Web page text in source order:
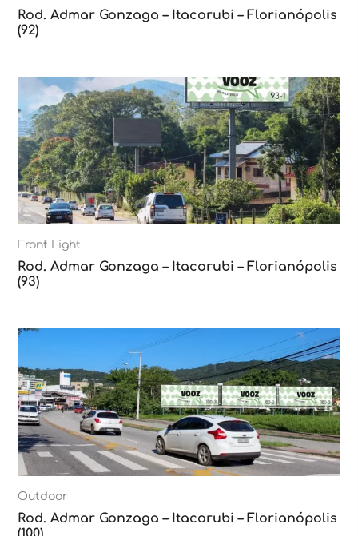
Rod. Admar Gonzaga – Itacorubi – Florianópolis
(92)
Front Light
Rod. Admar Gonzaga – Itacorubi – Florianópolis
(93)
Outdoor
Rod. Admar Gonzaga – Itacorubi – Florianópolis